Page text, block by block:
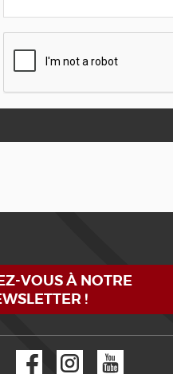
VOUS À NOTRE
!